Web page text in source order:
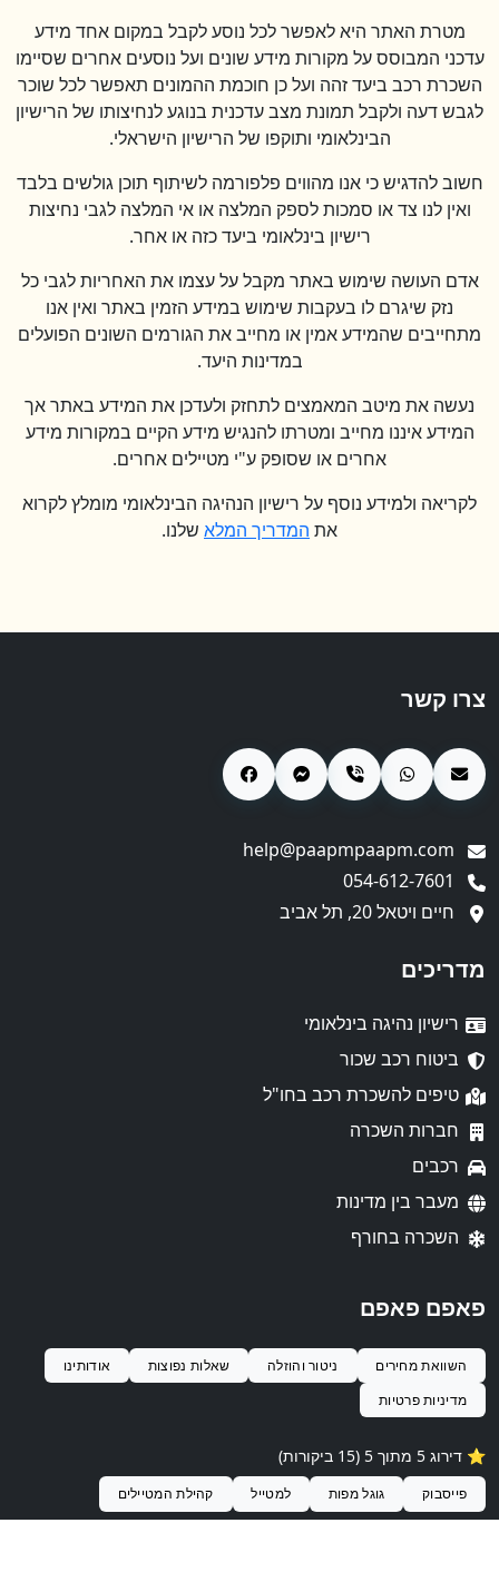
מטרת האתר היא לאפשר לכל נוסע לקבל במקום אחד מידע
עדכני המבוסס על מקורות מידע שונים ועל נוסעים אחרים שסיימו
השכרת רכב ביעד זהה ועל כן חוכמת ההמונים תאפשר לכל שוכר
לגבש דעה ולקבל תמונת מצב עדכנית בנוגע לנחיצותו של הרישיון
הבינלאומי ותוקפו של הרישיון הישראלי.
חשוב להדגיש כי אנו מהווים פלפורמה לשיתוף תוכן גולשים בלבד
ואין לנו צד או סמכות לספק המלצה או אי המלצה לגבי נחיצות
רישיון בינלאומי ביעד כזה או אחר.
אדם העושה שימוש באתר מקבל על עצמו את האחריות לגבי כל
נזק שיגרם לו בעקבות שימוש במידע הזמין באתר ואין אנו
מתחייבים שהמידע אמין או מחייב את הגורמים השונים הפועלים
במדינות היעד.
נעשה את מיטב המאמצים לתחזק ולעדכן את המידע באתר אך
המידע איננו מחייב ומטרתו להנגיש מידע הקיים במקורות מידע
אחרים או שסופק ע"י מטיילים אחרים.
לקריאה ולמידע נוסף על רישיון הנהיגה הבינלאומי מומלץ לקרוא
את המדריך המלא שלנו.
צרו קשר
חיים ויטאל 20, תל אביב
מדריכים
רישיון נהיגה בינלאומי
ביטוח רכב שכור
טיפים להשכרת רכב בחו"ל
חברות השכרה
רכבים
מעבר בין מדינות
השכרה בחורף
פאפם פאפם
השוואת מחירים ניטור והוזלה שאלות נפוצות
אודותינו
מדיניות פרטיות
⭐️ דירוג 5 מתוך 5 (15 ביקורות)
פייסבוק גוגל מפות למטייל קהילת המטיילים